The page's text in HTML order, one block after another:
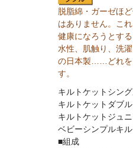
脱脂綿・ガーゼほ
はありません。こ
健康になろうとす
水性、肌触り、洗
の日本製……どれを
す。
キルトケットシン
キルトケットダブ
キルトケットジュ
ベビーシンプルキ
■組成